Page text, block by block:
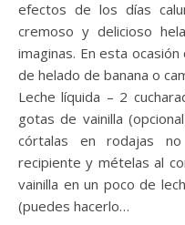
efectos de los días
cremoso y delicioso
imaginas. En esta
de helado de banana o
Leche líquida – 2
gotas de vainilla
córtalas en rodajas
recipiente y mételas al
vainilla en un poco de
(puedes hacerlo…